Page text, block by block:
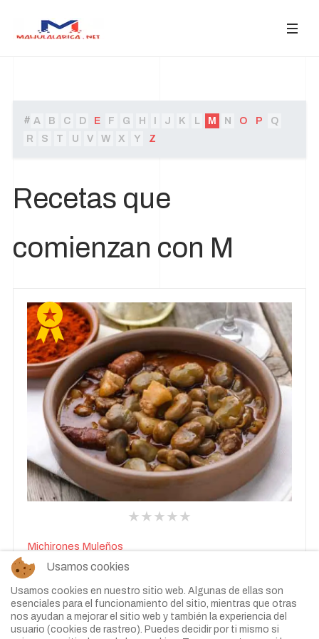
# A B C D E F G H I J K L M N O P
Q
R
S T U V W X Y Z
Recetas que
comienzan con M
Michirones Muleños
1 kg de habas secas 1 chorizo picante 1 chorizo dulce 1
cabeza de ajo 4 hojas de laurel 1 trozo de punta de pecho
1 trozo de panceta fresca cortada en dados 1 trozo de
morro, rabo,...
Usamos cookies
Usamos cookies en nuestro sitio web. Algunas de ellas son
esenciales para el funcionamiento del sitio, mientras que otras
nos ayudan a mejorar el sitio web y también la experiencia del
usuario (cookies de rastreo). Puedes decidir por ti mismo si